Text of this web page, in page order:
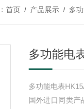
首页 / 产品展示 / 多
多功能电
多功能电表
国外进口同类产